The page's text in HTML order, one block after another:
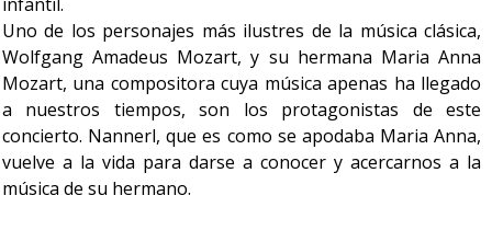
Uno de los personajes más ilustres de la música clásica,
Wolfgang Amadeus Mozart, y su hermana Maria Anna
Mozart, una compositora cuya música apenas ha llegado
a nuestros tiempos, son los protagonistas de este
concierto. Nannerl, que es como se apodaba Maria Anna,
vuelve a la vida para darse a conocer y acercarnos a la
música de su hermano.